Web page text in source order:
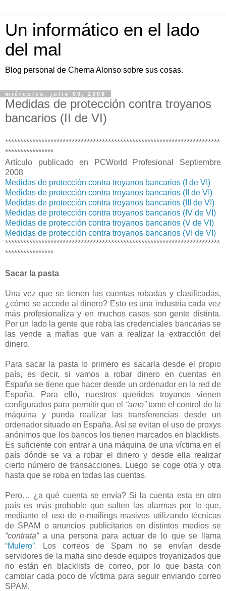
Un informático en el lado
del mal
Blog personal de Chema Alonso sobre sus cosas.
miércoles, julio 09, 2008
Medidas de protección contra troyanos
bancarios (II de VI)
***********************************************************************
****************
Artículo publicado en PCWorld Profesional Septiembre
2008
Medidas de protección contra troyanos bancarios (I de VI)
Medidas de protección contra troyanos bancarios (II de VI)
Medidas de protección contra troyanos bancarios (III de VI)
Medidas de protección contra troyanos bancarios (IV de VI)
Medidas de protección contra troyanos bancarios (V de VI)
Medidas de protección contra troyanos bancarios (VI de VI)
***********************************************************************
****************
Sacar la pasta
Una vez que se tienen las cuentas robadas y clasificadas,
¿cómo se accede al dinero? Esto es una industria cada vez
más profesionaliza y en muchos casos son gente distinta.
Por un lado la gente que roba las credenciales bancarias se
las vende a mafias que van a realizar la extracción del
dinero.
Para sacar la pasta lo primero es sacarla desde el propio
país, es decir, si vamos a robar dinero en cuentas en
España se tiene que hacer desde un ordenador en la red de
España. Para ello, nuestros queridos troyanos vienen
configurados para permitir que el “amo”tome el control de la
máquina y pueda realizar las transferencias desde un
ordenador situado en España. Así se evitan el uso de proxys
anónimos que los bancos los tienen marcados en blacklists.
Es suficiente con entrar a una máquina de una víctima en el
país dónde se va a robar el dinero y desde ella realizar
cierto número de transacciones. Luego se coge otra y otra
hasta que se roba en todas las cuentas.
Pero… ¿a qué cuenta se envía? Si la cuenta esta en otro
país es más probable que salten las alarmas por lo que,
mediante el uso de e-mailings masivos utilizando técnicas
de SPAM o anuncios publicitarios en distintos medios se
“contrata”a una persona para actuar de lo que se llama
“Mulero”. Los correos de Spam no se envían desde
servidores de la mafia sino desde equipos troyanizados que
no están en blacklists de correo, por lo que basta con
cambiar cada poco de víctima para seguir enviando correo
SPAM.